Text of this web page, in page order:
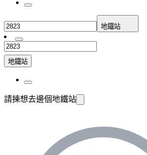
地鐵站
地鐵站
請揀想去邊個地鐵站